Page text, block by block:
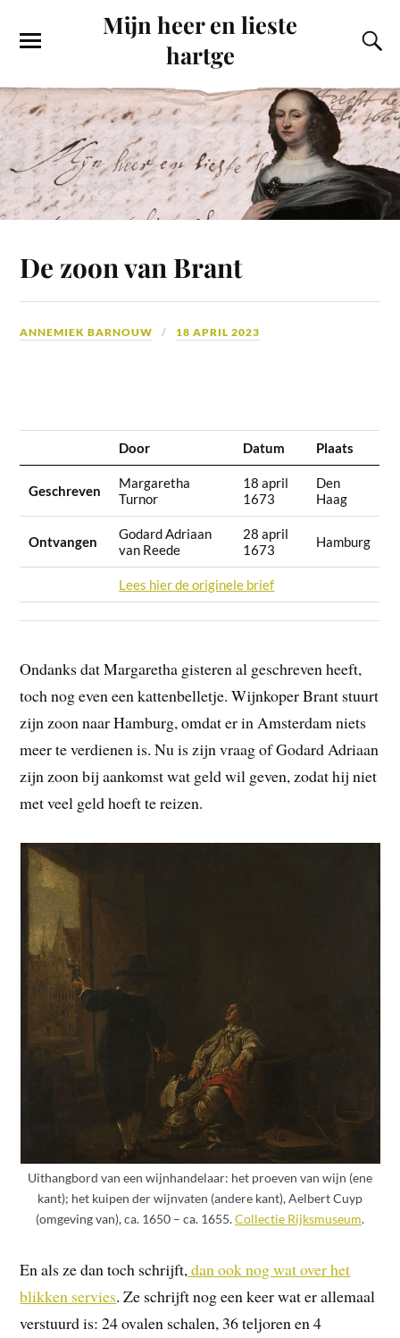
Mijn heer en lieste
hartge
De zoon van Brant
ANNEMIEK BARNOUW 18 APRIL 2023
Door Datum Plaats
Geschreven
Margaretha
Turnor
18 april
1673
Den
Haag
Ontvangen
Godard Adriaan
van Reede
28 april
1673
Hamburg
Lees hier de originele brief
Ondanks dat Margaretha gisteren al geschreven heeft,
toch nog even een kattenbelletje. Wijnkoper Brant stuurt
zijn zoon naar Hamburg, omdat er in Amsterdam niets
meer te verdienen is. Nu is zijn vraag of Godard Adriaan
zijn zoon bij aankomst wat geld wil geven, zodat hij niet
met veel geld hoeft te reizen.
Uithangbord van een wijnhandelaar: het proeven van wijn (ene
kant); het kuipen der wijnvaten (andere kant), Aelbert Cuyp
(omgeving van), ca. 1650 – ca. 1655.Collectie Rijksmuseum.
En als ze dan toch schrijft,dan ook nog wat over het
blikken servies. Ze schrijft nog een keer wat er allemaal
verstuurd is: 24 ovalen schalen, 36 teljoren en 4